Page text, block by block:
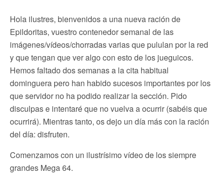
Hola ilustres, bienvenidos a una nueva ración de
Epildoritas, vuestro contenedor semanal de las
imágenes/vídeos/chorradas varias que pululan por la red
y que tengan que ver algo con esto de los jueguicos.
Hemos faltado dos semanas a la cita habitual
dominguera pero han habido sucesos importantes por los
que servidor no ha podido realizar la sección. Pido
disculpas e intentaré que no vuelva a ocurrir (sabéis que
ocurrirá). Mientras tanto, os dejo un día más con la ración
del día: disfruten.
Comenzamos con un ilustrísimo vídeo de los siempre
grandes Mega 64.